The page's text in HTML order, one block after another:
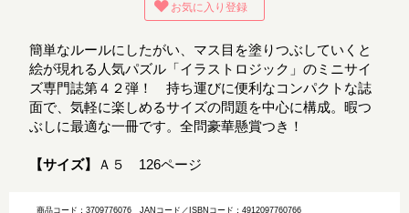
お気に入り登録
簡単なルールにしたがい、マス目を塗りつぶしていくと
絵が現れる人気パズル「イラストロジック」のミニサイ
ズ専門誌第４２弾！ 持ち運びに便利なコンパクトな誌
面で、気軽に楽しめるサイズの問題を中心に構成。暇つ
ぶしに最適な一冊です。全問豪華懸賞つき！
【サイズ】 Ａ５ 126ページ
商品コード：3709776076JANコード／ISBNコード：4912097760766